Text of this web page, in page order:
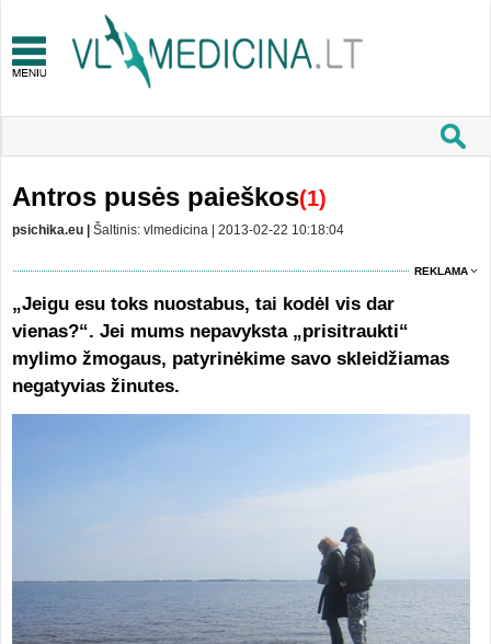
Antros pusės paieškos(1)
psichika.eu | Šaltinis: vlmedicina | 2013-02-22 10:18:04
REKLAMA
„Jeigu esu toks nuostabus, tai kodėl vis dar
vienas?“. Jei mums nepavyksta „prisitraukti“
mylimo žmogaus, patyrinėkime savo skleidžiamas
negatyvias žinutes.